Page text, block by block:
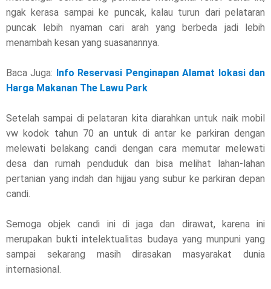
ngak kerasa sampai ke puncak, kalau turun dari pelataran
puncak lebih nyaman cari arah yang berbeda jadi lebih
menambah kesan yang suasanannya.
Baca Juga:
Info Reservasi Penginapan Alamat lokasi dan
Harga Makanan The Lawu Park
Setelah sampai di pelataran kita diarahkan untuk naik mobil
vw kodok tahun 70 an untuk di antar ke parkiran dengan
melewati belakang candi dengan cara memutar melewati
desa dan rumah penduduk dan bisa melihat lahan-lahan
pertanian yang indah dan hijjau yang subur ke parkiran depan
candi.
Semoga objek candi ini di jaga dan dirawat, karena ini
merupakan bukti intelektualitas budaya yang munpuni yang
sampai sekarang masih dirasakan masyarakat dunia
internasional.